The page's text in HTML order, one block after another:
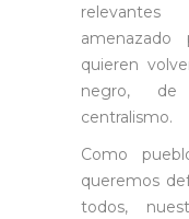
quieren
negro, de
centralismo.
Como
queremos
todos,